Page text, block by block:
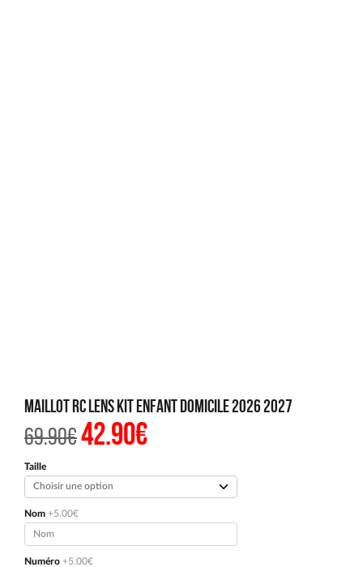
Maillot RC Lens Kit Enfant Domicile 2026 2027
69.90€Le
prix
était :
69.90€.
42.90€Le
prix
est :
42.90€.
Taille
Nom +5.00€
Numéro +5.00€